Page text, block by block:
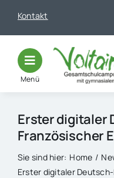
Kontakt
Menü
Erster digitaler
Französischer
Sie sind hier: Home
Erster digitaler